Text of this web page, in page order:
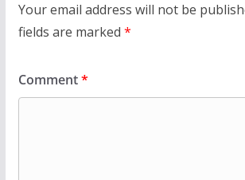
Your email address will not be
fields are marked *
Comment*